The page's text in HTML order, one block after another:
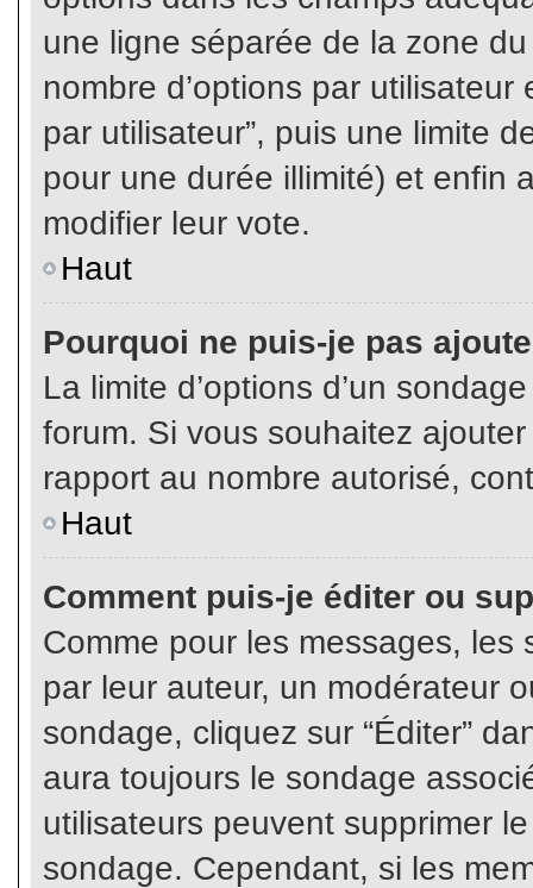
une ligne séparée de la zone
nombre d’options par
par utilisateur”, puis une limite
pour une durée illimité) et enfin
modifier leur vote.
Haut
Pourquoi ne puis-je pas
La limite d’options d’un
forum. Si vous souhaitez
rapport au nombre autorisé,
Haut
Comment puis-je éditer ou
Comme pour les messages,
par leur auteur, un modérateur
sondage, cliquez sur “Éditer”
aura toujours le sondage
utilisateurs peuvent supprimer
sondage. Cependant, si les